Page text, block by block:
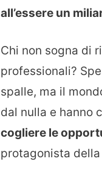
all’essere un
Chi non sogna di
professionali?
spalle, ma il
dal nulla e hanno
cogliere le
protagonista